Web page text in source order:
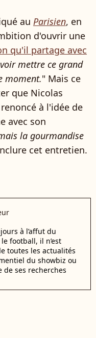
au Parisien, en
d'ouvrir une
qu'il partage avec
mettre ce grand
moment." Mais ce
que Nicolas
à l'idée de
avec son
la gourmandise
cet entretien.
à l’affut du
football, il n’est
toutes les actualités
du showbiz ou
ses recherches